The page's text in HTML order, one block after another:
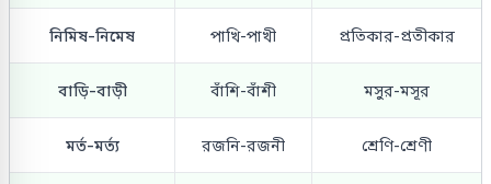
নিমিষ-নিমেষ পাখি-পাখী প্রতিকার-প্রতীকার
বাড়ি-বাড়ী বাঁশি-বাঁশী মসুর-মসূর
মর্ত-মর্ত্য রজনি-রজনী শ্রেণি-শ্রেণী